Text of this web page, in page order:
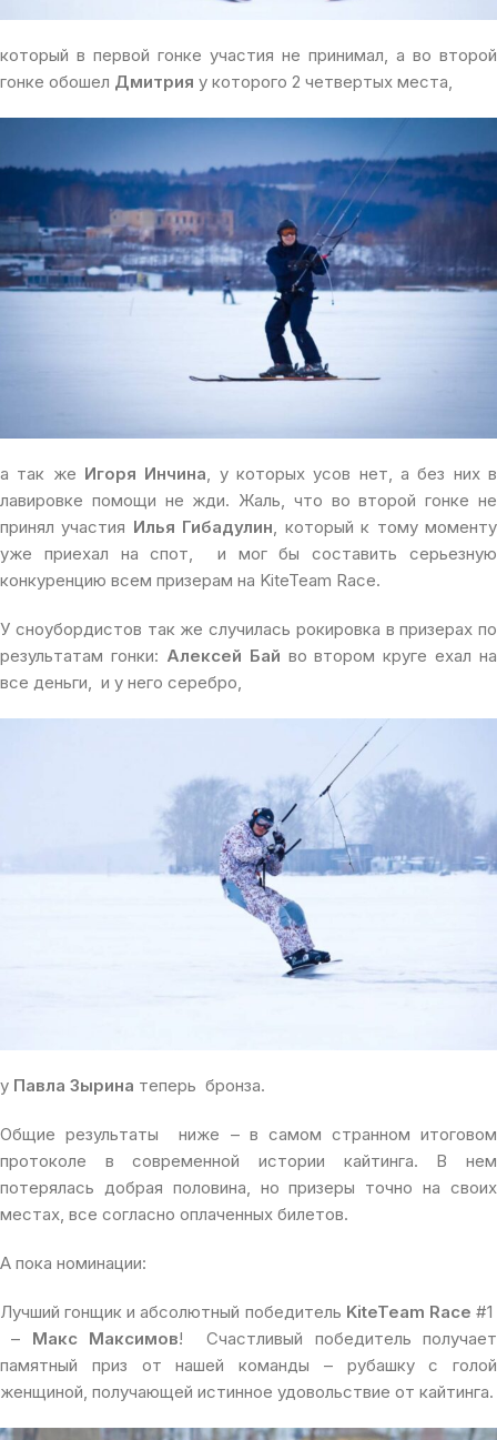
который в первой гонке участия не принимал, а во второй
гонке обошел Дмитрия у которого 2 четвертых места,
а так же Игоря Инчина, у которых усов нет, а без них в
лавировке помощи не жди. Жаль, что во второй гонке не
принял участия Илья Гибадулин, который к тому моменту
уже приехал на спот, и мог бы составить серьезную
конкуренцию всем призерам на KiteTeam Race.
У сноубордистов так же случилась рокировка в призерах по
результатам гонки: Алексей Бай во втором круге ехал на
все деньги, и у него серебро,
у Павла Зырина теперь бронза.
Общие результаты ниже – в самом странном итоговом
протоколе в современной истории кайтинга. В нем
потерялась добрая половина, но призеры точно на своих
местах, все согласно оплаченных билетов.
А пока номинации:
Лучший гонщик и абсолютный победитель KiteTeam Race #1
– Макс Максимов! Счастливый победитель получает
памятный приз от нашей команды – рубашку с голой
женщиной, получающей истинное удовольствие от кайтинга.